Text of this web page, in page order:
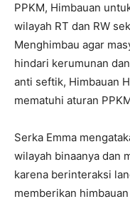
PPKM, Himbauan
wilayah RT dan RW
Menghimbau agar
hindari kerumunan
anti seftik, Himbauan
mematuhi aturan
Serka Emma
wilayah binaanya dan
karena berinteraksi
memberikan